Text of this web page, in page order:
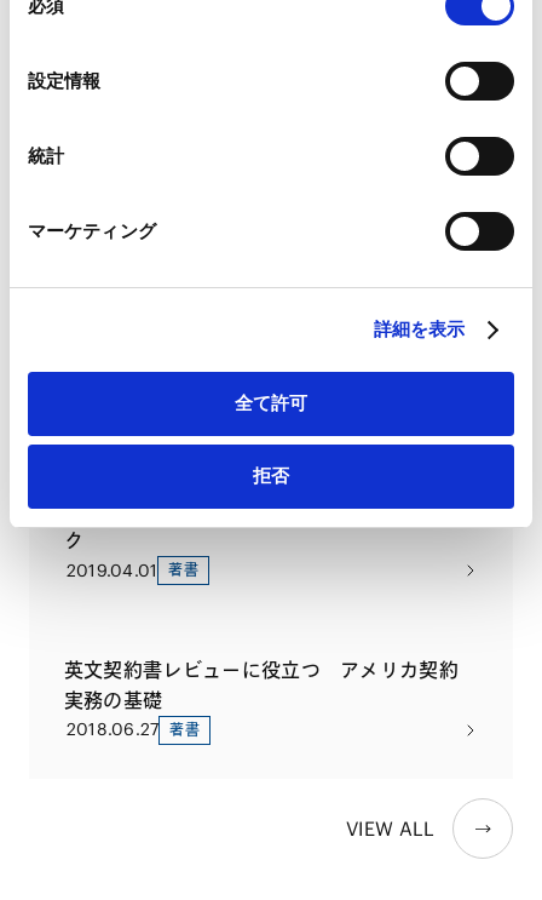
Google Analytics利用規約（
Marketo
外部サイト）
LinkedIn プライバシーポリシー（
HubSpot プライバシーポリシー（外部サイト）
必須
設定情報
統計
マーケティング
詳細を表示
全て許可
拒否
【事業再生・倒産】破産管財人による債務の
程等での債務承認に消滅時効の中断の効力を
2023.04.05
PUBLICATIONS
実務で役立つ 世界各国の英文契約ガイドブッ
ク
2019.04.01 著書
英文契約書レビューに役立つ アメリカ契約
実務の基礎
2018.06.27 著書
VIEW ALL